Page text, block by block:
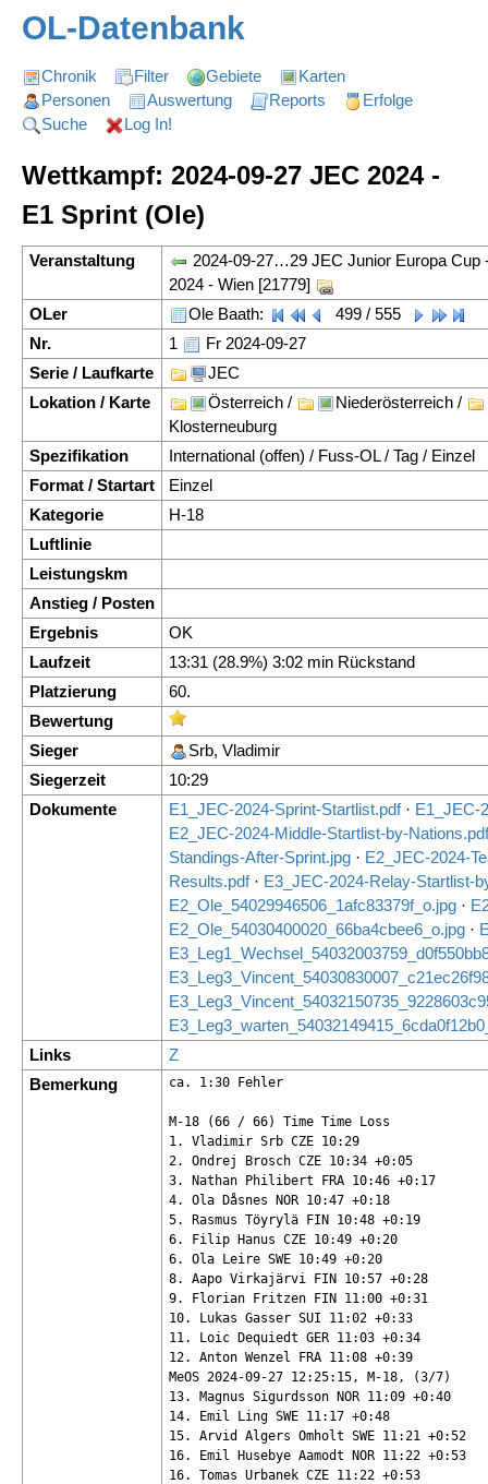
OL-Datenbank
Chronik Filter Gebiete
Karten
Personen
Auswertung Reports
Erfolge
Suche
Log In!
Wettkampf: 2024-09-27 JEC 2024 -
E1 Sprint (Ole)
Veranstaltung
2024-09-27…29 JEC Junior Europa Cup
2024 - Wien [21779]
OLer
Ole Baath:
499 / 555
Nr.
1
Fr 2024-09-27
Serie / Laufkarte
JEC
Lokation / Karte
Österreich /
Niederösterreich /
Klosterneuburg
Spezifikation
International (offen) / Fuss-OL / Tag / Einzel
Format / Startart
Einzel
Kategorie
H-18
Luftlinie
Leistungskm
Anstieg / Posten
Ergebnis
OK
Laufzeit
13:31 (28.9%) 3:02 min Rückstand
Platzierung
60.
Bewertung
Sieger
Srb, Vladimir
Siegerzeit
10:29
Dokumente
E1_JEC-2024-Sprint-Startlist.pdf· E1_JEC-
E2_JEC-2024-Middle-Startlist-by-Nations.pdf
Standings-After-Sprint.jpg · E2_JEC-2024-
Results.pdf· E3_JEC-2024-Relay-Startlist-
E2_Ole_54029946506_1afc83379f_o.jpg ·
E2_Ole_54030400020_66ba4cbee6_o.jpg ·
Links
Z
Bemerkung
ca. 1:30 Fehler
M-18 (66 / 66) Time Time Loss
1. Vladimir Srb CZE 10:29
2. Ondrej Brosch CZE 10:34 +0:05
3. Nathan Philibert FRA 10:46 +0:17
4. Ola Dåsnes NOR 10:47 +0:18
5. Rasmus Töyrylä FIN 10:48 +0:19
6. Filip Hanus CZE 10:49 +0:20
6. Ola Leire SWE 10:49 +0:20
8. Aapo Virkajärvi FIN 10:57 +0:28
9. Florian Fritzen FIN 11:00 +0:31
10. Lukas Gasser SUI 11:02 +0:33
11. Loic Dequiedt GER 11:03 +0:34
12. Anton Wenzel FRA 11:08 +0:39
MeOS 2024-09-27 12:25:15, M-18, (3/7)
13. Magnus Sigurdsson NOR 11:09 +0:40
14. Emil Ling SWE 11:17 +0:48
15. Arvid Algers Omholt SWE 11:21 +0:52
16. Emil Husebye Aamodt NOR 11:22 +0:53
16. Tomas Urbanek CZE 11:22 +0:53